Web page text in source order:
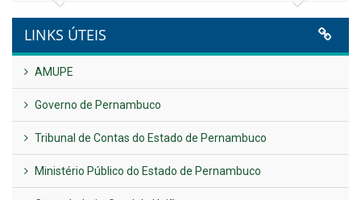
NOTA DE PESAR E LUTO OFICIAL
Plano Diretor – 2026
Publicado em: 14 de maio de 2026